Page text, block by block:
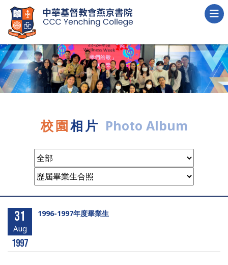
校園相片 Photo Album
31
Aug
1997
1996-1997年度畢業生